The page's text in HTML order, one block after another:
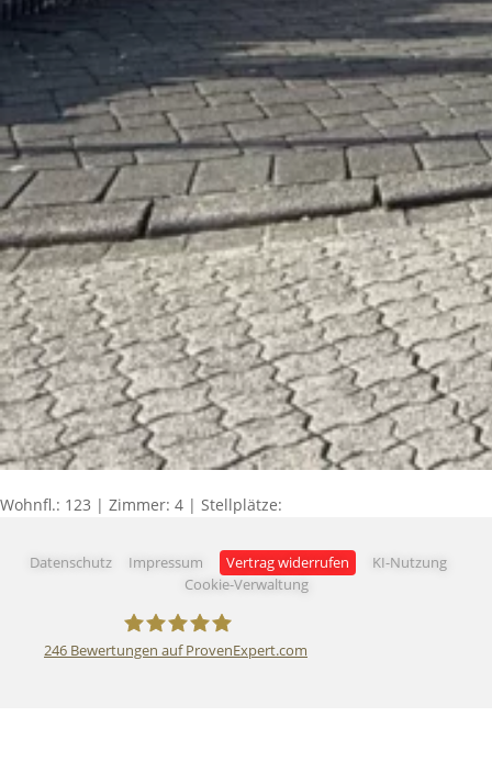
Datenschutz Impressum Vertrag widerrufen
KI-Nutzung
Cookie-Verwaltung
246 Bewertungen auf ProvenExpert.com
Wohnfl.: 123 | Zimmer: 4 | Stellplätze: